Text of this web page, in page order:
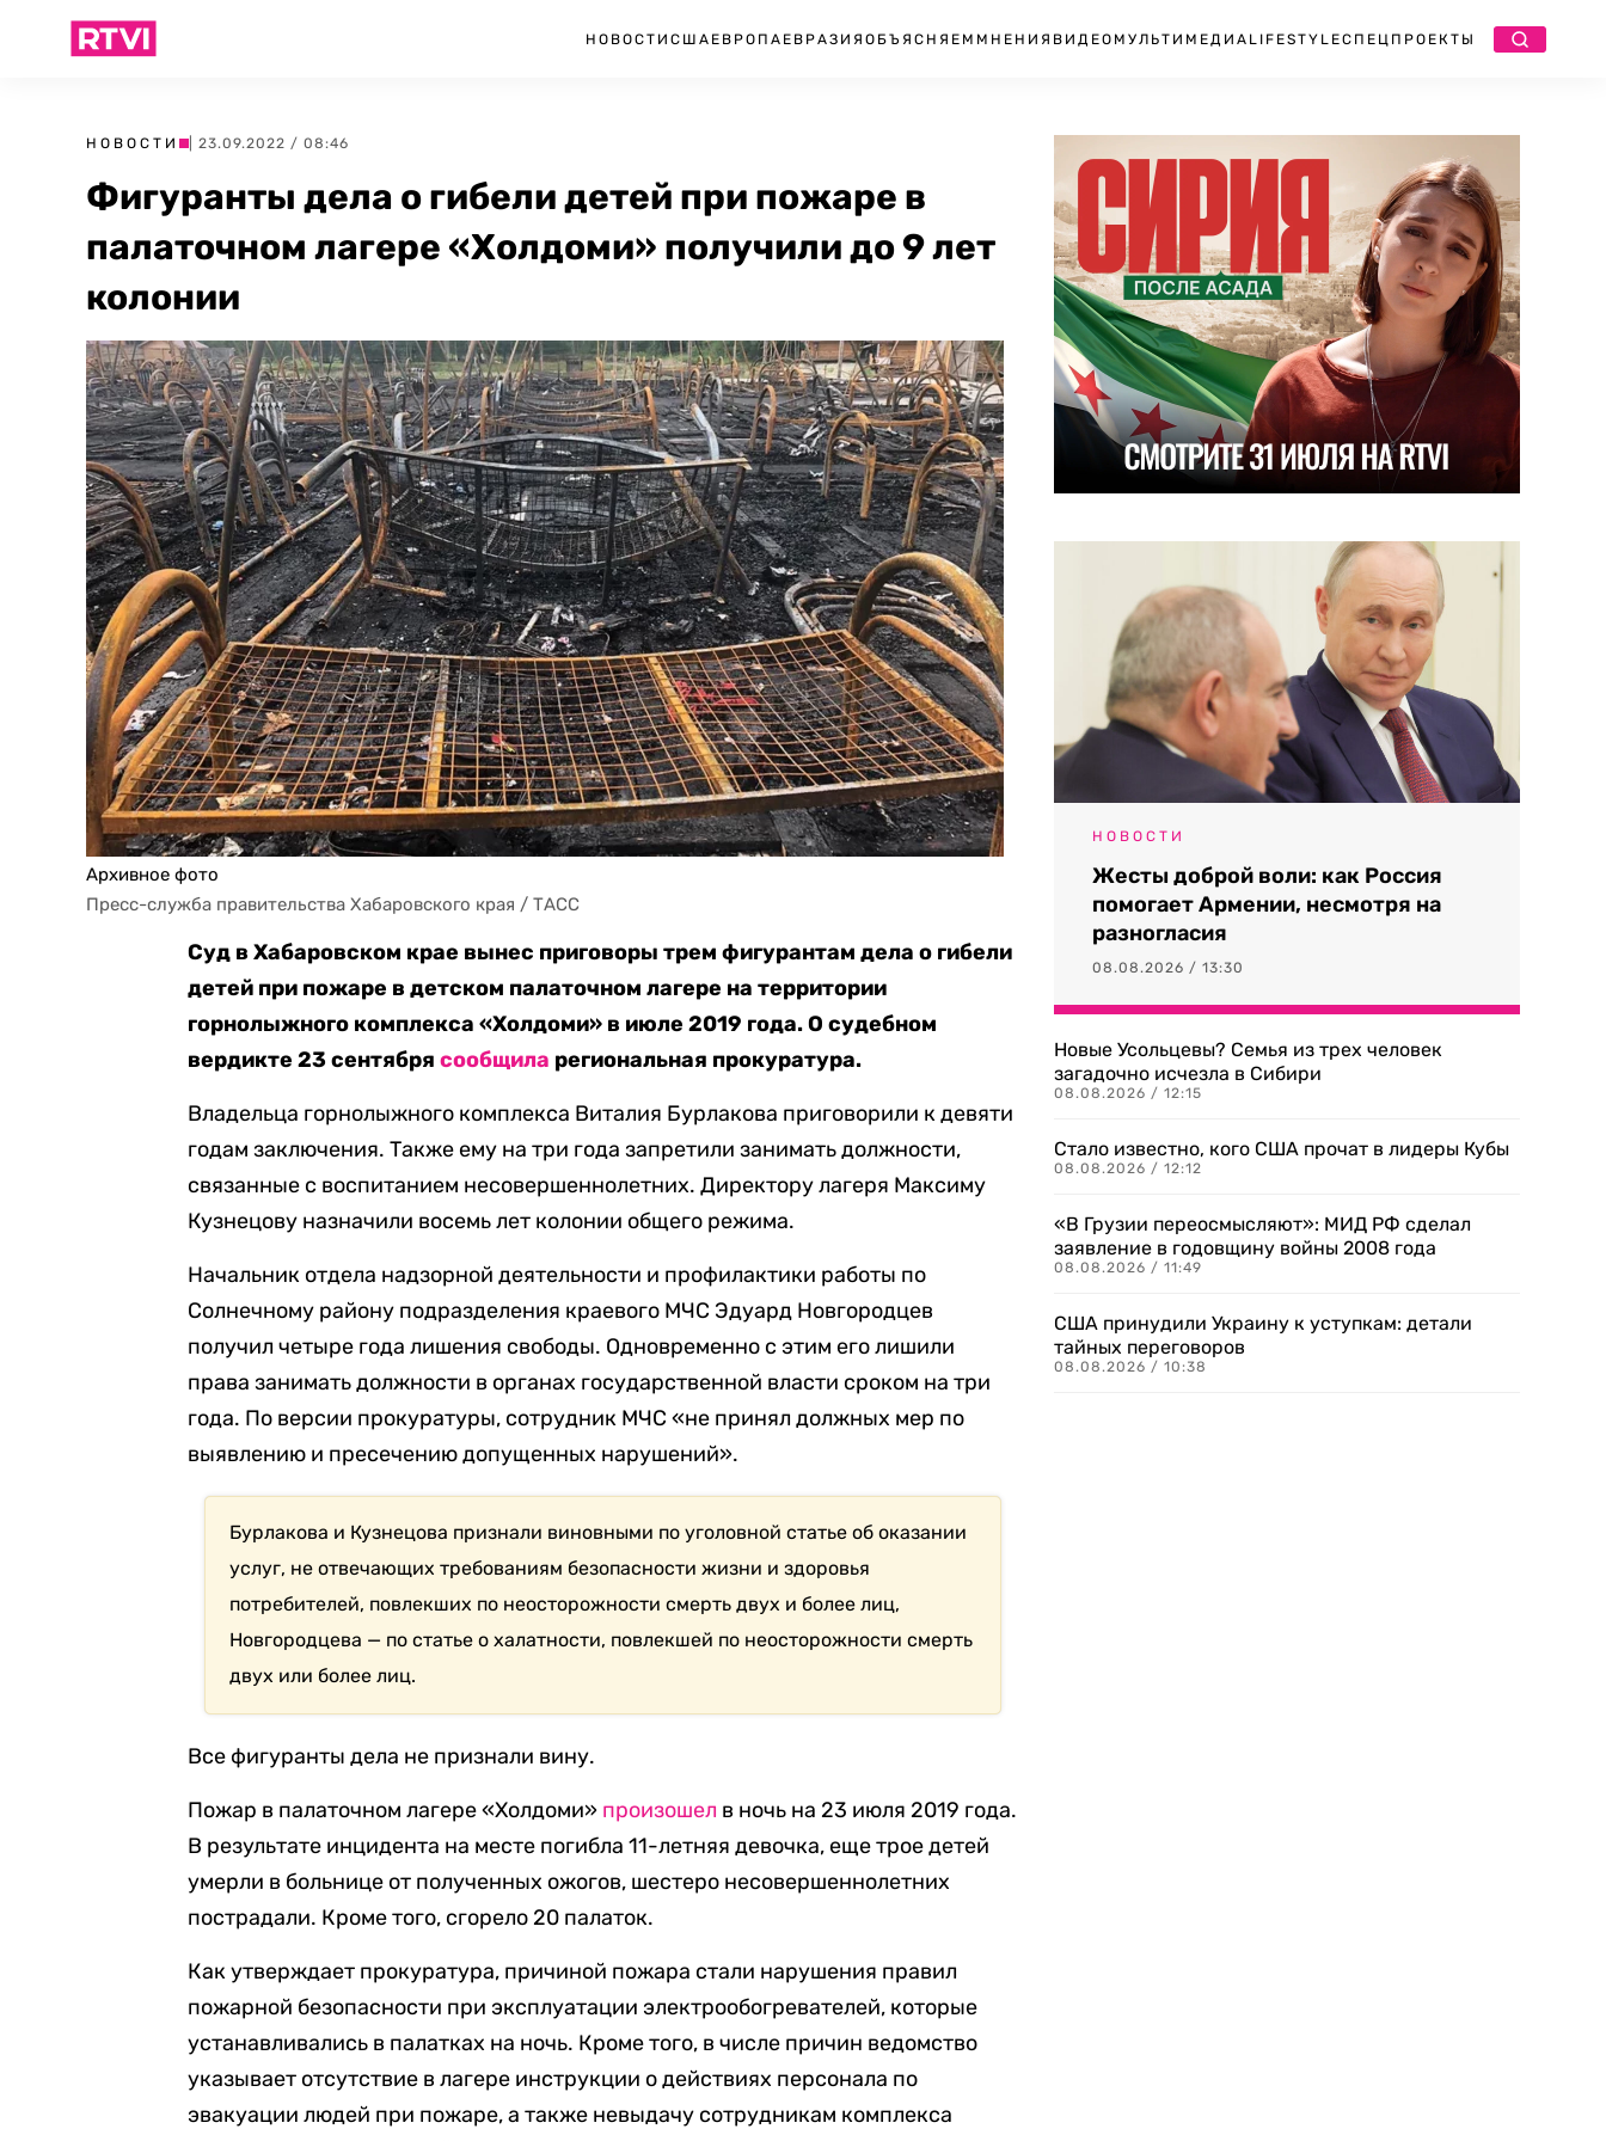
НОВОСТИ США ЕВРОПА ЕВРАЗИЯ ОБЪЯСНЯЕМ МНЕНИЯ ВИДЕО МУЛЬТИМЕДИА LIFESTYLEСПЕЦПРОЕКТЫ
НОВОСТИ | 23.09.2022 / 08:46
Фигуранты дела о гибели детей при пожаре в
палаточном лагере «Холдоми» получили до 9 лет
колонии
Архивное фото
Пресс-служба правительства Хабаровского края / ТАСС
Суд в Хабаровском крае вынес приговоры трем фигурантам дела о гибели
детей при пожаре в детском палаточном лагере на территории
горнолыжного комплекса «Холдоми» в июле 2019 года. О судебном
вердикте 23 сентябрясообщила региональная прокуратура.
Владельца горнолыжного комплекса Виталия Бурлакова приговорили к девяти
годам заключения. Также ему на три года запретили занимать должности,
связанные с воспитанием несовершеннолетних. Директору лагеря Максиму
Кузнецову назначили восемь лет колонии общего режима.
Начальник отдела надзорной деятельности и профилактики работы по
Солнечному району подразделения краевого МЧС Эдуард Новгородцев
получил четыре года лишения свободы. Одновременно с этим его лишили
права занимать должности в органах государственной власти сроком на три
года. По версии прокуратуры, сотрудник МЧС «не принял должных мер по
выявлению и пресечению допущенных нарушений».
Бурлакова и Кузнецова признали виновными по уголовной статье об оказании
услуг, не отвечающих требованиям безопасности жизни и здоровья
потребителей, повлекших по неосторожности смерть двух и более лиц,
Новгородцева — по статье о халатности, повлекшей по неосторожности смерть
двух или более лиц.
Все фигуранты дела не признали вину.
Пожар в палаточном лагере «Холдоми» произошел в ночь на 23 июля 2019 года.
В результате инцидента на месте погибла 11-летняя девочка, еще трое детей
умерли в больнице от полученных ожогов, шестеро несовершеннолетних
пострадали. Кроме того, сгорело 20 палаток.
Как утверждает прокуратура, причиной пожара стали нарушения правил
пожарной безопасности при эксплуатации электрообогревателей, которые
устанавливались в палатках на ночь. Кроме того, в числе причин ведомство
указывает отсутствие в лагере инструкции о действиях персонала по
эвакуации людей при пожаре, а также невыдачу сотрудникам комплекса
НОВОСТИ
Жесты доброй воли: как Россия
помогает Армении, несмотря на
разногласия
08.08.2026 / 13:30
Новые Усольцевы? Семья из трех человек
загадочно исчезла в Сибири
08.08.2026 / 12:15
Стало известно, кого США прочат в лидеры Кубы
08.08.2026 / 12:12
«В Грузии переосмысляют»: МИД РФ сделал
заявление в годовщину войны 2008 года
08.08.2026 / 11:49
США принудили Украину к уступкам: детали
тайных переговоров
08.08.2026 / 10:38